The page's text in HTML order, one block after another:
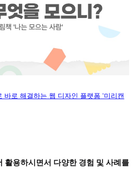
바로 해결하는 웹 디자인 플랫폼 '미리캔
활용하시면서 다양한 경험 및 사례를